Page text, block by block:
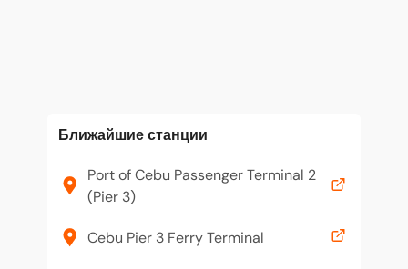
Ближайшие станции
Port of Cebu Passenger Terminal 2
(Pier 3)
Cebu Pier 3 Ferry Terminal